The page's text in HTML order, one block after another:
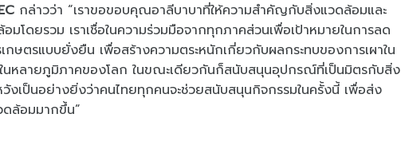
กล่าวว่า “เราขอขอบคุณอาลีบาบาที่ให้ความสำคัญกับสิ่งแวดล้อมและ
โดยรวม เราเชื่อในความร่วมมือจากทุกภาคส่วนเพื่อเป้าหมายในการลด
เกษตรแบบยั่งยืน เพื่อสร้างความตระหนักเกี่ยวกับผลกระทบของการเผาใน
นหลายภูมิภาคของโลก ในขณะเดียวกันก็สนับสนุนอุปกรณ์ที่เป็นมิตรกับสิ่ง
วังเป็นอย่างยิ่งว่าคนไทยทุกคนจะช่วยสนับสนุนกิจกรรมในครั้งนี้ เพื่อส่ง
ดล้อมมากขึ้น”